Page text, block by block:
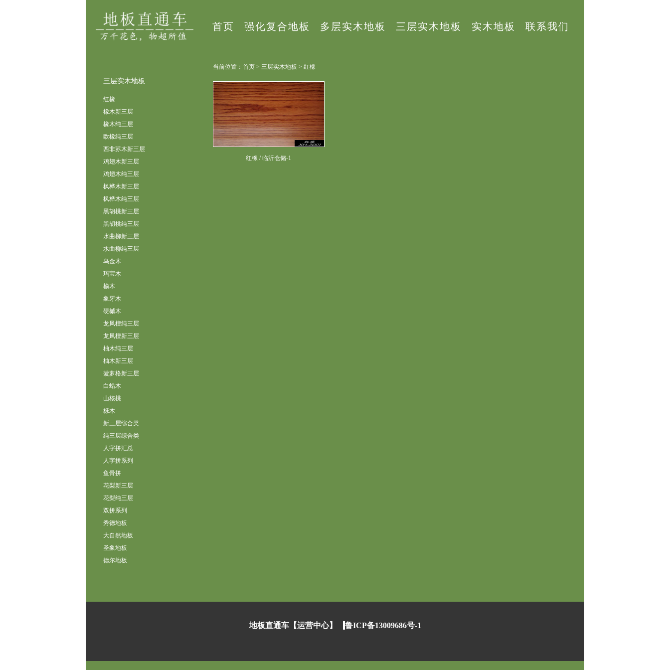
首页 强化复合地板 多层实木地板 三层实木地板 实木地板 联系我们
三层实木地板
红橡
橡木新三层
橡木纯三层
欧橡纯三层
西非苏木新三层
鸡翅木新三层
鸡翅木纯三层
枫桦木新三层
枫桦木纯三层
黑胡桃新三层
黑胡桃纯三层
水曲柳新三层
水曲柳纯三层
乌金木
玛宝木
榆木
象牙木
硬槭木
龙凤檀纯三层
龙凤檀新三层
柚木纯三层
柚木新三层
菠萝格新三层
白蜡木
山核桃
栎木
新三层综合类
纯三层综合类
人字拼汇总
人字拼系列
鱼骨拼
花梨新三层
花梨纯三层
双拼系列
秀德地板
大自然地板
圣象地板
德尔地板
当前位置：首页 > 三层实木地板 > 红橡
红橡 / 临沂仓储-1
地板直通车【运营中心】 鲁ICP备13009686号-1